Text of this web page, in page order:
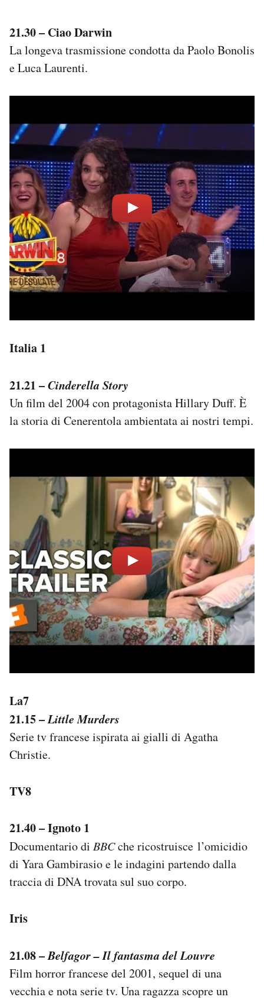
21.30 – Ciao Darwin
La longeva trasmissione condotta da Paolo Bonolis
e Luca Laurenti.
Italia 1
21.21 –Cinderella Story
Un film del 2004 con protagonista Hillary Duff. È
la storia di Cenerentola ambientata ai nostri tempi.
La7
21.15 –Little Murders
Serie tv francese ispirata ai gialli di Agatha
Christie.
TV8
21.40 – Ignoto 1
Documentario di BBCche ricostruisce l’omicidio
di Yara Gambirasio e le indagini partendo dalla
traccia di DNA trovata sul suo corpo.
Iris
21.08 –Belfagor – Il fantasma del Louvre
Film horror francese del 2001, sequel di una
vecchia e nota serie tv. Una ragazza scopre un